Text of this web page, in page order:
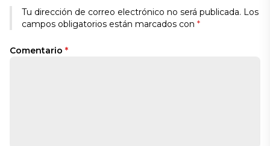
Tu dirección de correo electrónico no será publicada. Los
campos obligatorios están marcados con *
Comentario *